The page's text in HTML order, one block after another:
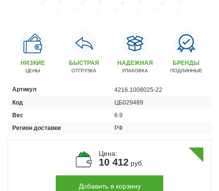
Запчасти
+7 (4162) 22-95-79
Сервисный центр
+7 (4162) 22–95–69
График работы: ПН-ПТ с 8.30 до 18.00 (+6 по МСК)
График работы сервис: ПН-СБ с 8.30 до 20.00
НИЗКИЕ
ЦЕНЫ
БЫСТРАЯ
ОТГРУЗКА
НАДЕЖНАЯ
УПАКОВКА
БРЕНДЫ
ПОДЛИННЫЕ
Артикул
4216.1008025-22
Код
ЦБ029489
Вес
6.9
Регион доставки
РФ
Цена:
10 412руб.
Добавить в корзину